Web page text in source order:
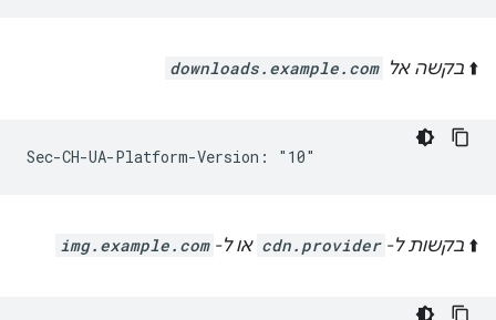
⬆️ בקשה אל downloads.example.com
⬆️ בקשות ל- cdn.provider או ל- img.example.com